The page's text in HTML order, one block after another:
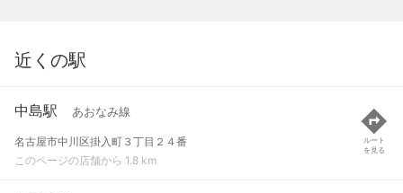
近くの駅
中島駅 あおなみ線
名古屋市中川区掛入町３丁目２４番
このページの店舗から 1.8 km
ルート
を見る